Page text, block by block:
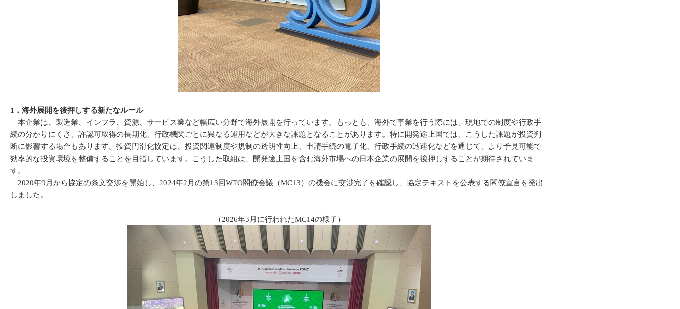
1．海外展開を後押しする新たなルール
本企業は、製造業、インフラ、資源、サービス業など幅広い分野で海外展開を行っています。もっとも、海外で事業を行う際には、現地での制度や行政手
続の分かりにくさ、許認可取得の長期化、行政機関ごとに異なる運用などが大きな課題となることがあります。特に開発途上国では、こうした課題が投資判
断に影響する場合もあります。投資円滑化協定は、投資関連制度や規制の透明性向上、申請手続の電子化、行政手続の迅速化などを通じて、より予見可能で
効率的な投資環境を整備することを目指しています。こうした取組は、開発途上国を含む海外市場への日本企業の展開を後押しすることが期待されていま
す。
2020年9月から協定の条文交渉を開始し、2024年2月の第13回WTO閣僚会議（MC13）の機会に交渉完了を確認し、協定テキストを公表する閣僚宣言を発出
しました。
（2026年3月に行われたMC14の様子）